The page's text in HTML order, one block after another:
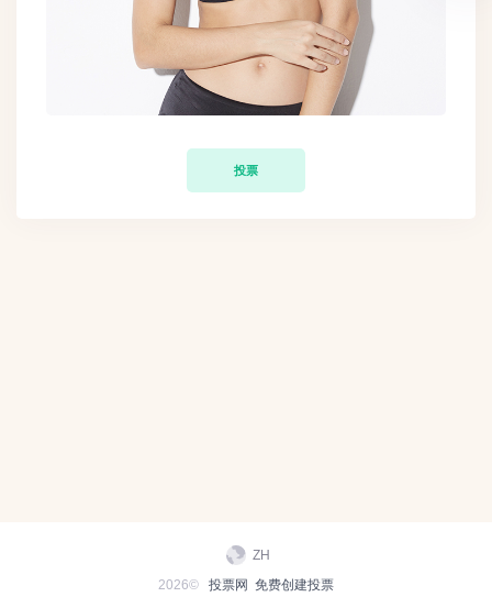
投票
2026© 投票网 免费创建投票
ZH